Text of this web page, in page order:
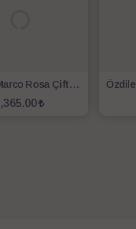
Özdilek Marco Rosa Çift Kişilik Nevresim Takımı Beyaz